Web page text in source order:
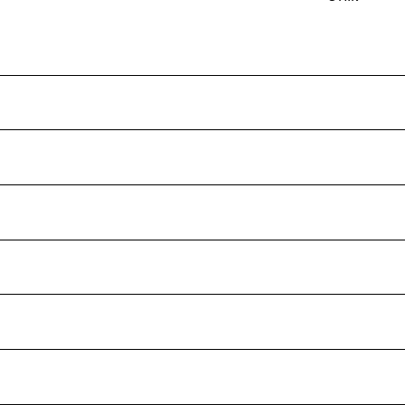
i Design for Luxury and
i Stockholm.
rå sten, terrakotta, glass og porselen,
rundt seg. Med teknikker som